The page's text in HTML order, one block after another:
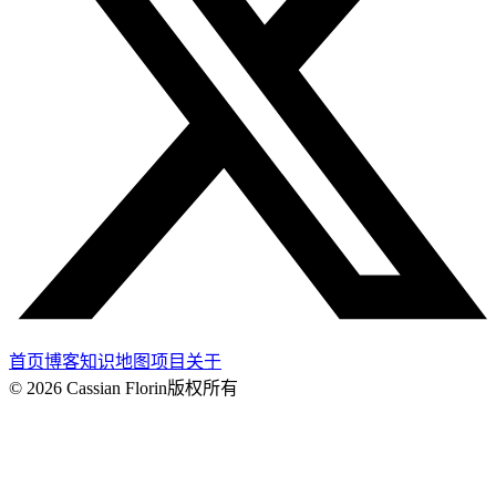
首页博客知识地图项目 关于
© 2026 Cassian Florin版权所有